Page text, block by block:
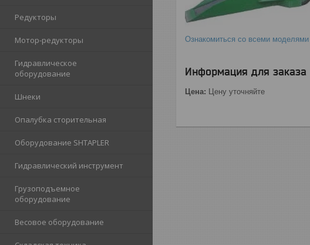
Редукторы
Мотор-редукторы
Гидравлическое
оборудование
Шнеки
Опалубка сторительная
Оборудование SHTAPLER
Гидравлический инструмент
Грузоподъемное
оборудование
Весовое оборудование
Ознакомиться со всеми
Информация для заказа
Цена: Цену уточняйте